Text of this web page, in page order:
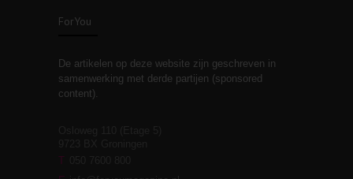
Stiefouderschap en
relaties
moeite!
ForYou
De artikelen op deze website zijn geschreven in
samenwerking met derde partijen (sponsored
content).
T